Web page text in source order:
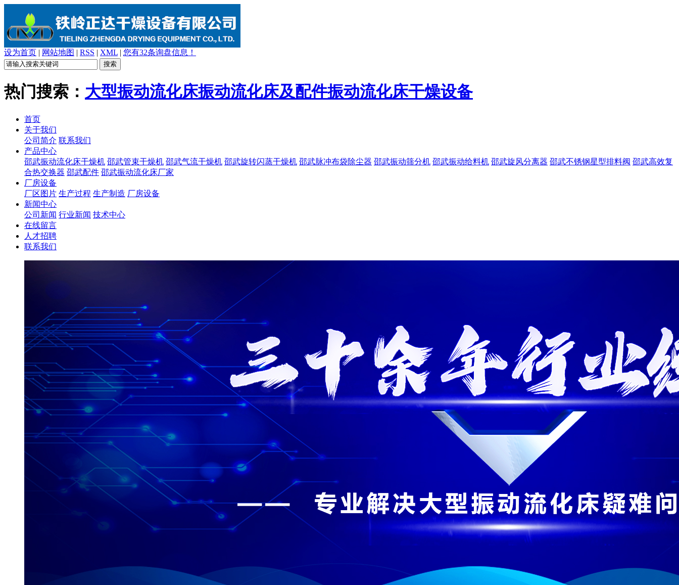
设为首页 | 网站地图 | RSS | XML | 您有32条询盘信息！
热门搜索： 大型振动流化床振动流化床及配件振动流化床干燥设备
首页
关于我们
公司简介 联系我们
产品中心
邵武振动流化床干燥机 邵武管束干燥机 邵武气流干燥机 邵武旋转闪蒸干燥机 邵武脉冲布袋除尘器 邵武振动筛分机 邵武振动给料机 邵武旋风分离器 邵武不锈钢星型排料阀 邵武高效复
合热交换器 邵武配件 邵武振动流化床厂家
厂房设备
厂区图片 生产过程 生产制造 厂房设备
新闻中心
公司新闻 行业新闻 技术中心
在线留言
人才招聘
联系我们